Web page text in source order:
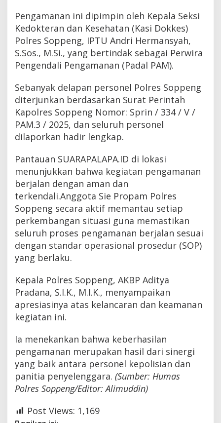
Pengamanan ini dipimpin oleh Kepala Seksi
Kedokteran dan Kesehatan (Kasi Dokkes)
Polres Soppeng, IPTU Andri Hermansyah,
S.Sos., M.Si., yang bertindak sebagai Perwira
Pengendali Pengamanan (Padal PAM).
Sebanyak delapan personel Polres Soppeng
diterjunkan berdasarkan Surat Perintah
Kapolres Soppeng Nomor: Sprin / 334 / V /
PAM.3 / 2025, dan seluruh personel
dilaporkan hadir lengkap.
Pantauan SUARAPALAPA.ID di lokasi
menunjukkan bahwa kegiatan pengamanan
berjalan dengan aman dan
terkendali.Anggota Sie Propam Polres
Soppeng secara aktif memantau setiap
perkembangan situasi guna memastikan
seluruh proses pengamanan berjalan sesuai
dengan standar operasional prosedur (SOP)
yang berlaku.
Kepala Polres Soppeng, AKBP Aditya
Pradana, S.I.K., M.I.K., menyampaikan
apresiasinya atas kelancaran dan keamanan
kegiatan ini.
Ia menekankan bahwa keberhasilan
pengamanan merupakan hasil dari sinergi
yang baik antara personel kepolisian dan
panitia penyelenggara. (Sumber: Humas
Polres Soppeng/Editor: Alimuddin)
Post Views: 1,169